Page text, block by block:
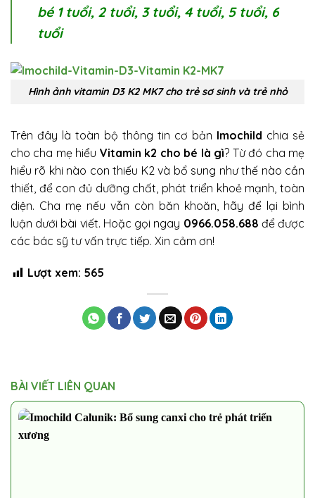
bé 1 tuổi, 2 tuổi, 3 tuổi, 4 tuổi, 5 tuổi, 6
tuổi
Hình ảnh vitamin D3 K2 MK7 cho trẻ sơ sinh và trẻ nhỏ
Trên đây là toàn bộ thông tin cơ bản Imochild chia sẻ
cho cha mẹ hiểu Vitamin k2 cho bé là gì? Từ đó cha mẹ
hiểu rõ khi nào con thiếu K2 và bổ sung như thế nào cần
thiết, để con đủ dưỡng chất, phát triển khoẻ mạnh, toàn
diện. Cha mẹ nếu vẫn còn băn khoăn, hãy để lại bình
luận dưới bài viết. Hoặc gọi ngay 0966.058.688 để được
các bác sỹ tư vấn trực tiếp. Xin cảm ơn!
Lượt xem: 565
BÀI VIẾT LIÊN QUAN